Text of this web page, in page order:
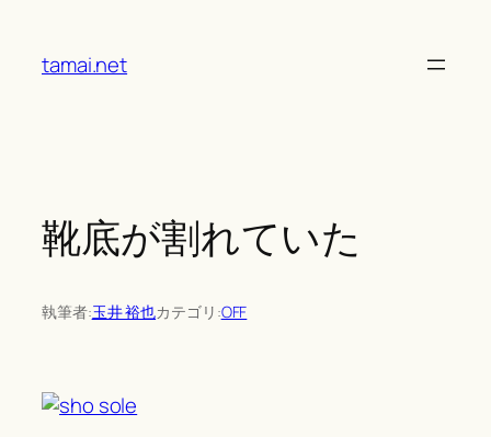
content
tamai.net
靴底が割れていた
執筆者:玉井 裕也カテゴリ:OFF